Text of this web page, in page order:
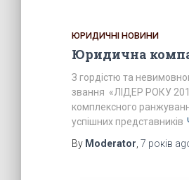
ЮРИДИЧНІ НОВИНИ
Юридична
З гордістю та
звання «ЛІДЕР РОКУ
комплексного
успішних представників
By Moderator 7 років